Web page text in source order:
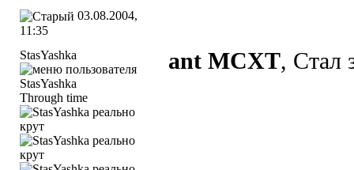
03.08.2004,
11:35
StasYashka
Through time
ant MCXT, Стал